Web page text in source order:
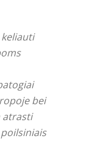
bei
atrasti